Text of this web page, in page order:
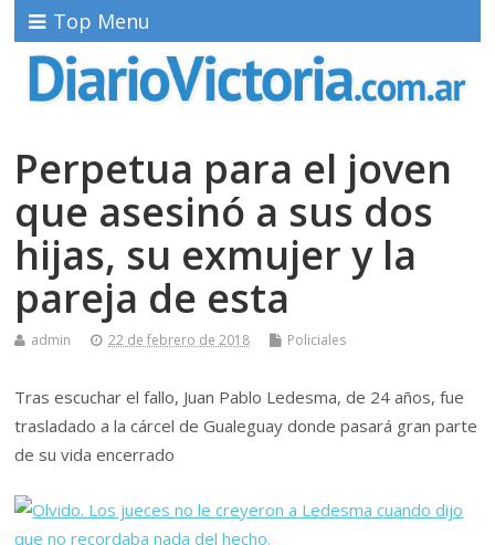
Top Menu
Perpetua para el joven
que asesinó a sus dos
hijas, su exmujer y la
pareja de esta
admin 22 de febrero de 2018 Policiales
Tras escuchar el fallo, Juan Pablo Ledesma, de 24 años, fue
trasladado a la cárcel de Gualeguay donde pasará gran parte
de su vida encerrado